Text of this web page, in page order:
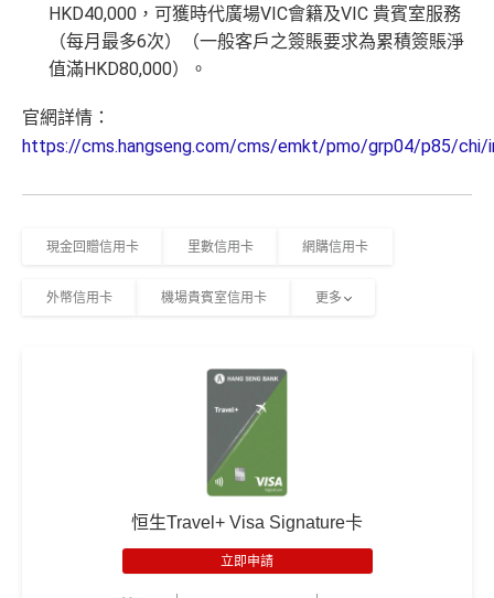
HKD40,000，可獲時代廣場VIC會籍及VIC 貴賓室服務
（每月最多6次）（一般客戶之簽賬要求為累積簽賬淨
值滿HKD80,000）。
官網詳情：
https://cms.hangseng.com/cms/emkt/pmo/grp04/p85/chi/
現金回贈信用卡 里數信用卡 網購信用卡
外幣信用卡 機場貴賓室信用卡 更多
恒生Travel+ Visa Signature卡
立即申請